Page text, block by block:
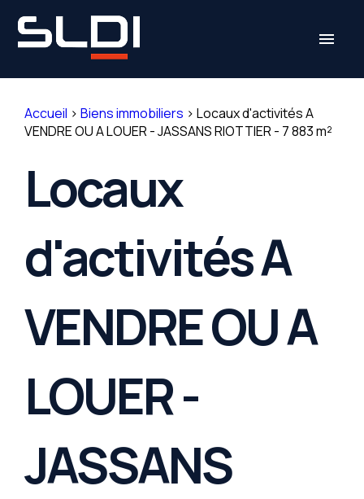
menu
Accueil > Biens immobiliers > Locaux d'activités A
VENDRE OU A LOUER - JASSANS RIOTTIER - 7 883 m²
Locaux
d'activités A
VENDRE OU A
LOUER -
JASSANS